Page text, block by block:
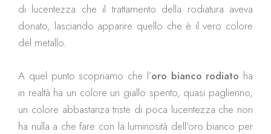
di lucentezza che il trattamento della rodiatura aveva
donato, lasciando apparire quello che è il vero colore
del metallo.
A quel punto scopriamo che l’oro bianco rodiato ha
in realtà ha un colore un giallo spento, quasi paglierino,
un colore abbastanza triste di poca lucentezza che non
ha nulla a che fare con la luminosità dell’oro bianco per